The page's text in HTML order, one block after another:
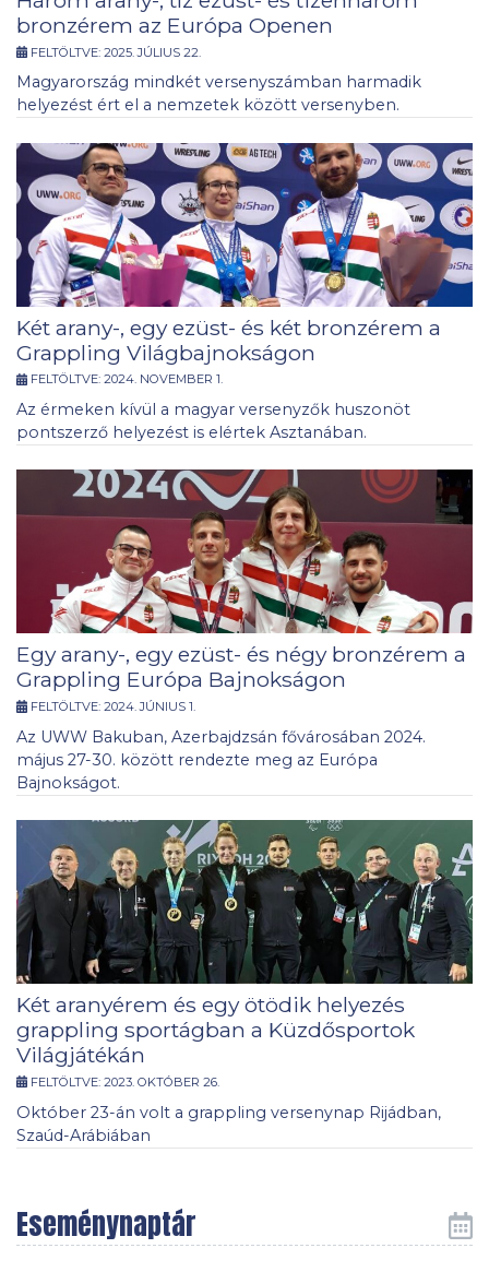
bronzérem az Európa Openen
FELTÖLTVE: 2025. JÚLIUS 22.
Magyarország mindkét versenyszámban harmadik
helyezést ért el a nemzetek között versenyben.
Két arany-, egy ezüst- és két bronzérem a
Grappling Világbajnokságon
FELTÖLTVE: 2024. NOVEMBER 1.
Az érmeken kívül a magyar versenyzők huszonöt
pontszerző helyezést is elértek Asztanában.
Egy arany-, egy ezüst- és négy bronzérem a
Grappling Európa Bajnokságon
FELTÖLTVE: 2024. JÚNIUS 1.
Az UWW Bakuban, Azerbajdzsán fővárosában 2024.
május 27-30. között rendezte meg az Európa
Bajnokságot.
Két aranyérem és egy ötödik helyezés
grappling sportágban a Küzdősportok
Világjátékán
FELTÖLTVE: 2023. OKTÓBER 26.
Október 23-án volt a grappling versenynap Rijádban,
Szaúd-Arábiában
Eseménynaptár